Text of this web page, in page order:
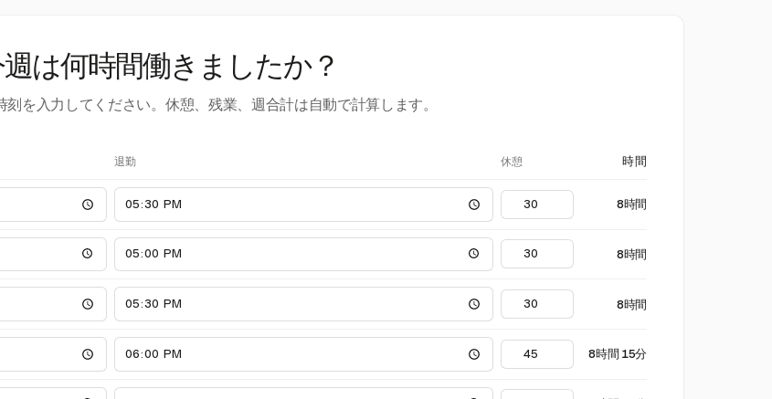
は何時間働きましたか？
を入力してください。休憩、残業、週合計は自動で計算します。
退勤 休憩 時間
8時間
8時間
8時間
8時間 15分